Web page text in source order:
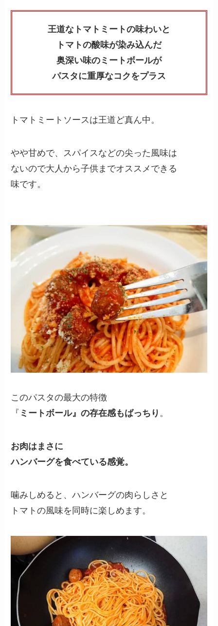
王道なトマトミートの味わいと
トマトの酸味が染み込んだ
奥深い味のミートボールが
パスタに重厚なコクをプラス
トマトミートソースは王道ど真ん中。
やや甘めで、スパイスなどの尖った風味は
ないので大人から子供までオススメできる
味です。
このパスタの最大の特徴
『 ミートボール』の存在感もばっちり 。
お肉はまさに
ハンバーグを食べている感覚。
噛みしめると、ハンバーグの肉らしさと
トマトの風味を 同時に楽しめます。